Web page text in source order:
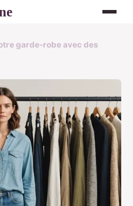
garde-robe avec des